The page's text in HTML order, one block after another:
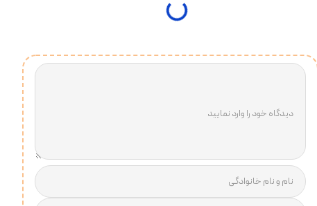
دیدگاه خود را وارد نمایید
نام و نام خانوادگی